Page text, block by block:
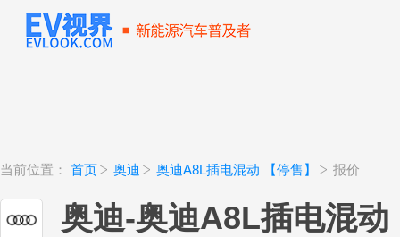
当前位置： 首页 奥迪 奥迪A8L插电混动 【停售】 报价
奥迪-奥迪A8L插电混动